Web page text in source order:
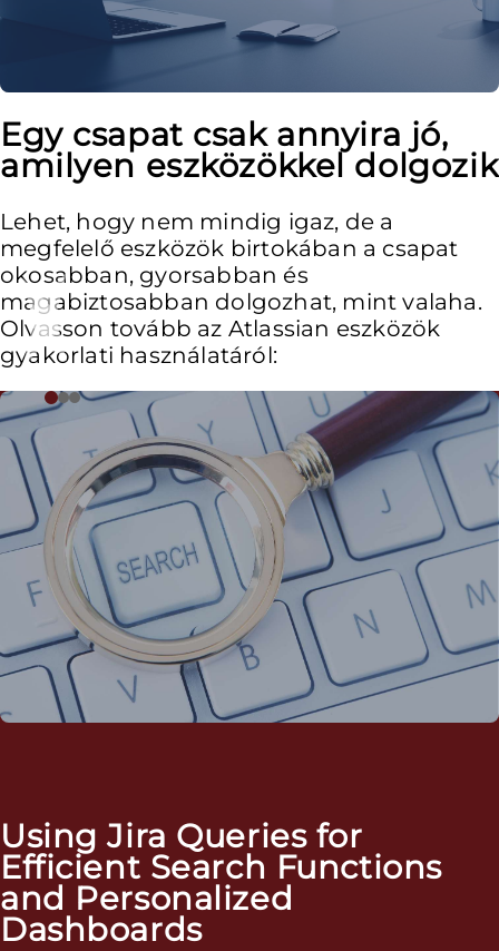
Egy csapat csak annyira jó,
amilyen eszközökkel dolgozik
Lehet, hogy nem mindig igaz, de a
megfelelő eszközök birtokában a csapat
okosabban, gyorsabban és
magabiztosabban dolgozhat, mint valaha.
Olvasson tovább az Atlassian eszközök
gyakorlati használatáról:
Using Jira Queries for
Efficient Search Functions
and Personalized
Dashboards